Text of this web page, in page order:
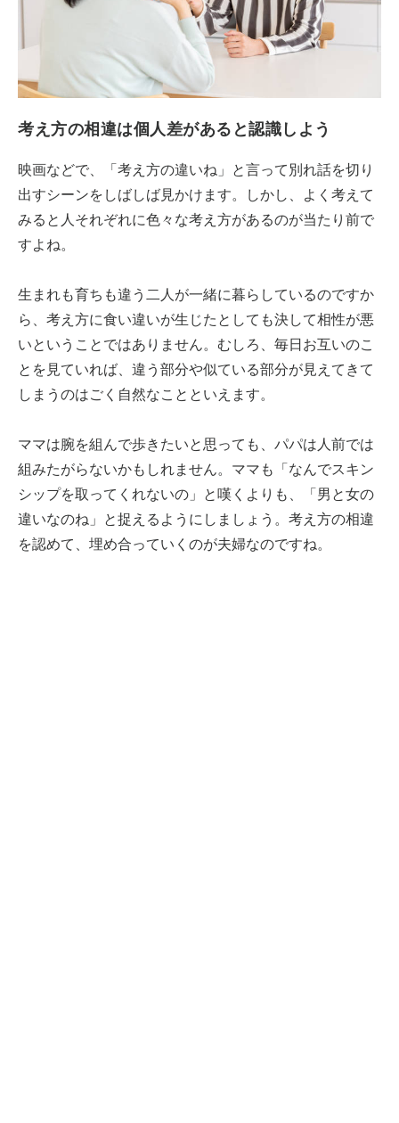
考え方の相違は個人差があると認識しよう
映画などで、「考え方の違いね」と言って別れ話を切り
出すシーンをしばしば見かけます。しかし、よく考えて
みると人それぞれに色々な考え方があるのが当たり前で
すよね。
生まれも育ちも違う二人が一緒に暮らしているのですか
ら、考え方に食い違いが生じたとしても決して相性が悪
いということではありません。むしろ、毎日お互いのこ
とを見ていれば、違う部分や似ている部分が見えてきて
しまうのはごく自然なことといえます。
ママは腕を組んで歩きたいと思っても、パパは人前では
組みたがらないかもしれません。ママも「なんでスキン
シップを取ってくれないの」と嘆くよりも、「男と女の
違いなのね」と捉えるようにしましょう。考え方の相違
を認めて、埋め合っていくのが夫婦なのですね。